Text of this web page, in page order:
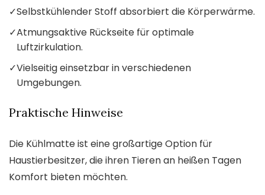
✓Selbstkühlender Stoff absorbiert die Körperwärme.
✓Atmungsaktive Rückseite für optimale
Luftzirkulation.
✓Vielseitig einsetzbar in verschiedenen
Umgebungen.
Praktische Hinweise
Die Kühlmatte ist eine großartige Option für
Haustierbesitzer, die ihren Tieren an heißen Tagen
Komfort bieten möchten.